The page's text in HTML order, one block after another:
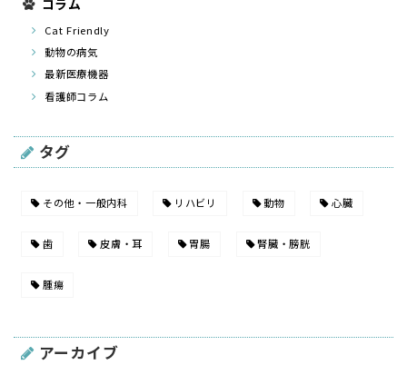
Cat Friendly
動物の病気
最新医療機器
看護師コラム
タグ
その他・一般内科 リハビリ 動物 心臓
歯 皮膚・耳 胃腸 腎臓・膀胱
腫瘍
アーカイブ